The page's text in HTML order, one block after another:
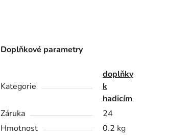
Doplňkové parametry
Kategorie
doplňky
k
hadicím
Záruka
24
Hmotnost
0.2 kg